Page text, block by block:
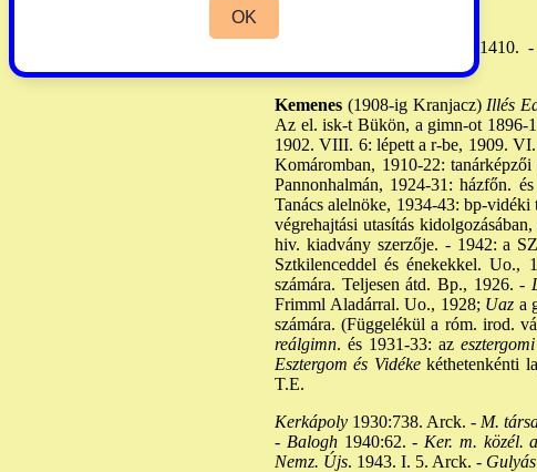
V:1410. -
Kemenes (1908-ig Kranjacz)Illés
Az el. isk-t Bükön, a gimn-ot 1896-
1902. VIII. 6: lépett a r-be, 1909.
Komáromban, 1910-22:
Pannonhalmán, 1924-31: házfőn.
Tanács alelnöke, 1934-43: bp-vidéki
végrehajtási utasítás
hiv. kiadvány szerzője. - 1942: a
Sztkilenceddel és énekekkel. Uo.,
számára. Teljesen átd. Bp., 1926. -
Frimml Aladárral. Uo., 1928; Uaz a
számára. (Függelékül a róm. irod.
reálgimn. és 1931-33: az
Esztergom és Vidékekéthetenkénti
T.E.
Kerkápoly 1930:738. Arck. - M.
- Balogh1940:62. - Ker. m. közél.
Nemz. Újs. 1943. I. 5. Arck. - Gulyás
OK